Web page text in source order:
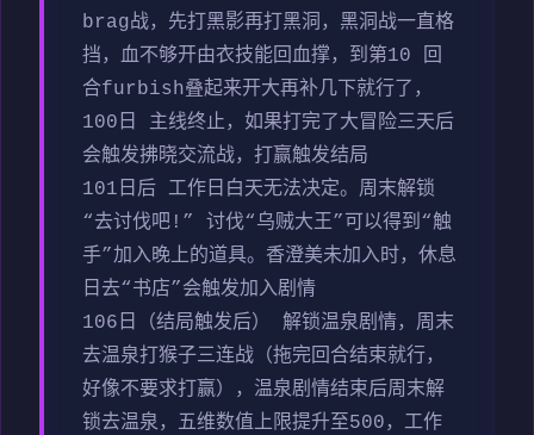
brag战，先打黑影再打黑洞，黑洞战一直格
挡，血不够开由衣技能回血撑，到第10 回
合furbish叠起来开大再补几下就行了，
100日 主线终止，如果打完了大冒险三天后
会触发拂晓交流战，打赢触发结局
101日后 工作日白天无法决定。周末解锁
“去讨伐吧!” 讨伐“乌贼大王”可以得到“触
手”加入晚上的道具。香澄美未加入时，休息
日去“书店”会触发加入剧情
106日（结局触发后） 解锁温泉剧情，周末
去温泉打猴子三连战（拖完回合结束就行，
好像不要求打赢），温泉剧情结束后周末解
锁去温泉，五维数值上限提升至500，工作